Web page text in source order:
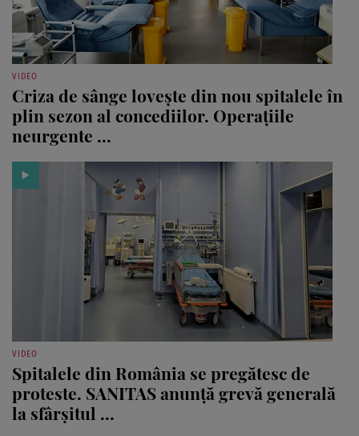
VIDEO
Criza de sânge lovește din nou spitalele în
plin sezon al concediilor. Operațiile
neurgente ...
VIDEO
Spitalele din România se pregătesc de
proteste. SANITAS anunță grevă generală
la sfârșitul ...